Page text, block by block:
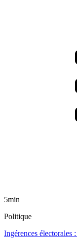
5min
Politique
Ingérences électorales